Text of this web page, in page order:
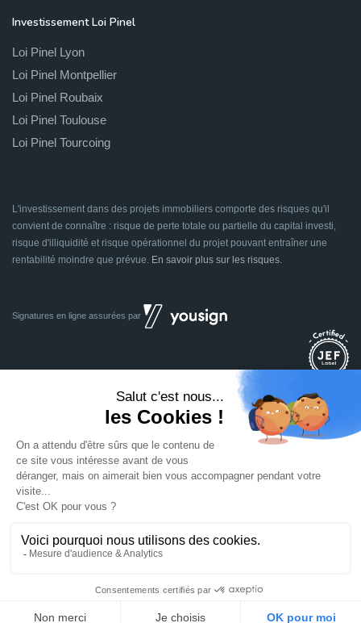
Investissement Loi Pinel
Loi Pinel Lyon
Loi Pinel Montpellier
Loi Pinel Roubaix
Loi Pinel Toulouse
Loi Pinel Tourcoing
L'investissement dans des projets immobiliers comporte des risques qu'il
convient de connaître : risque de perte totale ou partielle du capital investi,
risque d'illiquidité et risque opérationnel du projet pouvant entraîner une
rentabilité moindre que prévue. En savoir plus sur les risques
Signatures en ligne assurées par
Tous droits réservés 2014 - 2026
Conçu avec à Euratechnologies 59000 Lille
Mentions légales CGU CGV Cookies
Mettre à jour les préférences des cookies